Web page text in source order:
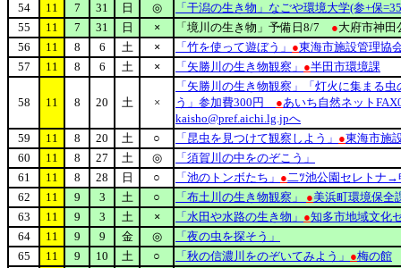
54
11 7 31 日 ◎
「干潟の生き物」なごや環境大学(参+保
55
11 7 31 日 × 「境川の生き物」予備日8/7 ●大府市神田
56
11 8 6 土 × 「竹を使って遊ぼう」 ●東海市施設管理協
57
11 8 6 土 × 「矢勝川の生き物観察」 ●半田市環境課
58 11 8 20 土 ×
「矢勝川の生き物観察」「灯火に集まる
う」参加費300円 ●あいち自然ネット
kaisho@pref.aichi.lg.jpへ
59
11 8 20 土 ○ 「昆虫を見つけて観察しよう」 ●東海市施
60
11 8 27 土 ◎
「須賀川の中をのぞこう」
61
11 8 28 日 ○ 「池のトンボたち」 ●二ﾂ池公園セレトナ→
62
11 9 3 土 ○ 「布土川の生き物観察」 ●美浜町環境保全
63
11 9 3 土 × 「水田や水路の生き物」 ●知多市地域文化
64
11 9 9 金 ◎
「夜の虫を探そう」
65
11 9 10 土 ○ 「秋の信濃川をのぞいてみよう」 ●梅の館